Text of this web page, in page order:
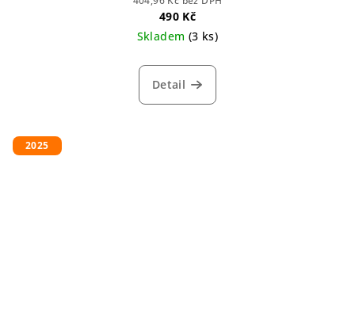
490 Kč
Skladem (3 ks)
Detail
2025